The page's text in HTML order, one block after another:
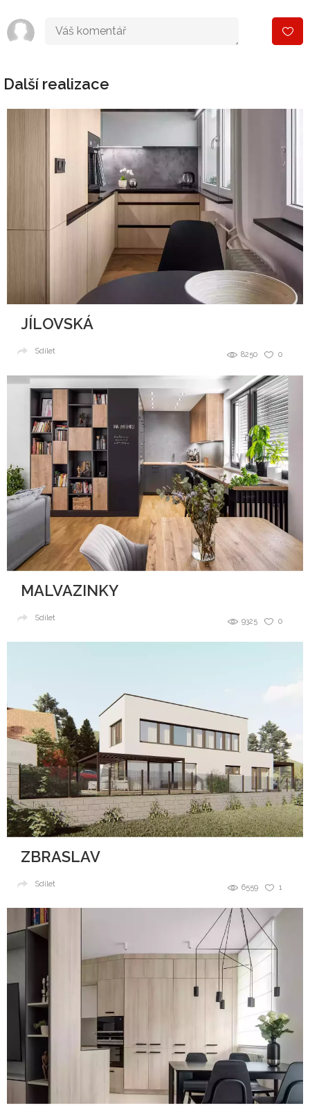
Další realizace
JÍLOVSKÁ
0
8250
Sdílet
MALVAZINKY
0
9325
Sdílet
ZBRASLAV
1
6559
Sdílet